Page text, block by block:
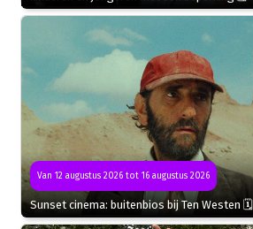
Van 12 augustus 2026 tot 16 augustus 2026
Sunset cinema: buitenbios bij Ten Westen 🗓